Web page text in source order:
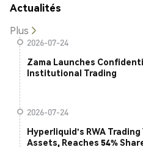
Actualités
Plus
2026-07-24
Zama Launches
Institutional Trading
2026-07-24
Hyperliquid's RWA
Assets, Reaches 54%